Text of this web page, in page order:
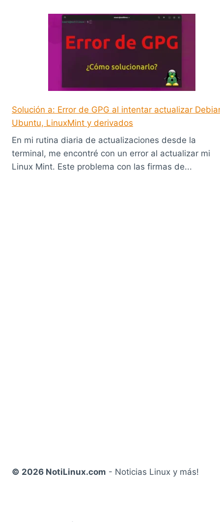
Solución a: Error de GPG al intentar actualizar
Ubuntu, LinuxMint y derivados
En mi rutina diaria de actualizaciones desde la
terminal, me encontré con un error al actualizar mi
Linux Mint. Este problema con las firmas de...
© 2026 NotiLinux.com - Noticias Linux y más!